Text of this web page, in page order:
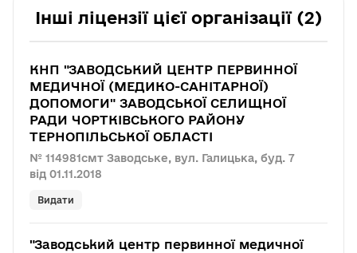
Інші ліцензії цієї організації (2)
КНП "ЗАВОДСЬКИЙ ЦЕНТР ПЕРВИННОЇ
МЕДИЧНОЇ (МЕДИКО-САНІТАРНОЇ)
ДОПОМОГИ" ЗАВОДСЬКОЇ СЕЛИЩНОЇ
РАДИ ЧОРТКІВСЬКОГО РАЙОНУ
ТЕРНОПІЛЬСЬКОЇ ОБЛАСТІ
№ 114981смт Заводське, вул. Галицька, буд. 7
від 01.11.2018
Видати
"Заводський центр первинної медичної